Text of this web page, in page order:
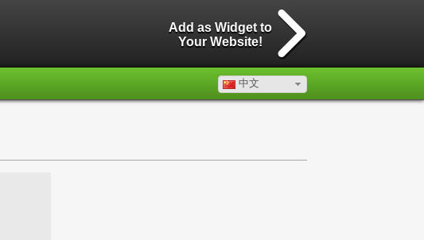
Add as Widget to
Your Website!
中文